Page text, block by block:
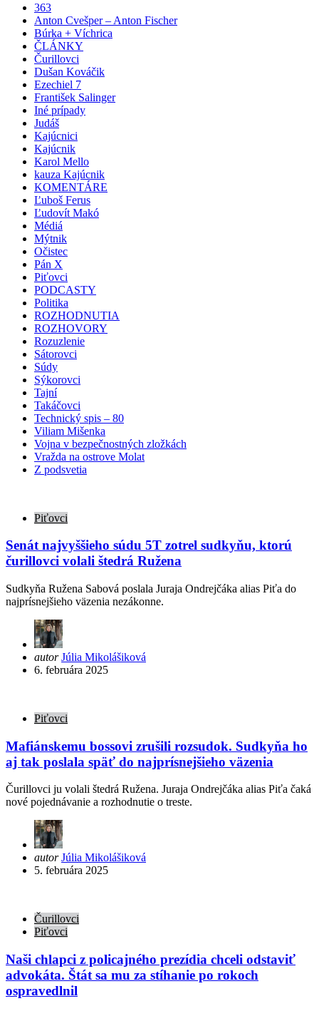
363
Anton Cvešper – Anton Fischer
Búrka + Víchrica
ČLÁNKY
Čurillovci
Dušan Kováčik
Ezechiel 7
František Salinger
Iné prípady
Judáš
Kajúcnici
Kajúcnik
Karol Mello
kauza Kajúcnik
KOMENTÁRE
Ľuboš Ferus
Ľudovít Makó
Médiá
Mýtnik
Očistec
Pán X
Piťovci
PODCASTY
Politika
ROZHODNUTIA
ROZHOVORY
Rozuzlenie
Sátorovci
Súdy
Sýkorovci
Tajní
Takáčovci
Technický spis – 80
Viliam Mišenka
Vojna v bezpečnostných zložkách
Vražda na ostrove Molat
Z podsvetia
Piťovci
Senát najvyššieho súdu 5T zotrel sudkyňu, ktorú
čurillovci volali štedrá Ružena
Sudkyňa Ružena Sabová poslala Juraja Ondrejčáka alias Piťa do
najprísnejšieho väzenia nezákonne.
Posted
by
autor Júlia Mikolášiková
6. februára 2025
Piťovci
Mafiánskemu bossovi zrušili rozsudok. Sudkyňa ho
aj tak poslala späť do najprísnejšieho väzenia
Čurillovci ju volali štedrá Ružena. Juraja Ondrejčáka alias Piťa čaká
nové pojednávanie a rozhodnutie o treste.
Posted
by
autor Júlia Mikolášiková
5. februára 2025
Čurillovci
Piťovci
Naši chlapci z policajného prezídia chceli odstaviť
advokáta. Štát sa mu za stíhanie po rokoch
ospravedlnil